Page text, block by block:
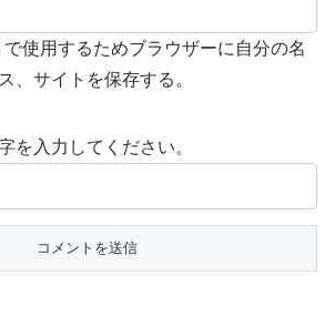
使用するためブラウザーに自分の名
、サイトを保存する。
を入力してください。